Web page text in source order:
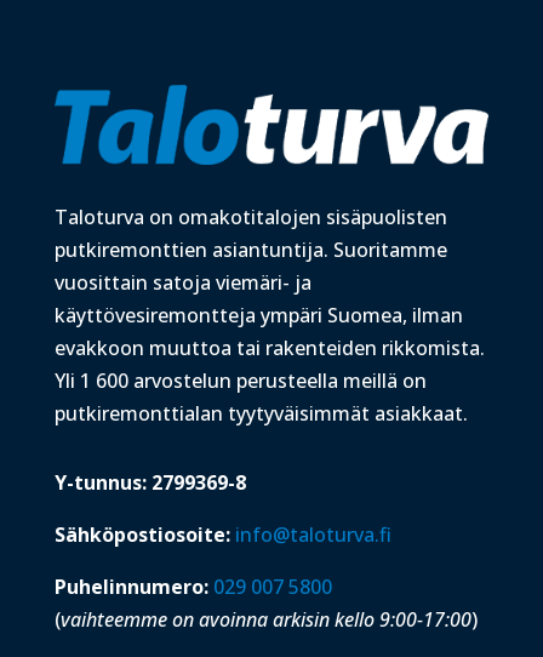
Taloturva on omakotitalojen sisäpuolisten
putkiremonttien asiantuntija. Suoritamme
vuosittain satoja viemäri- ja
käyttövesiremontteja ympäri Suomea, ilman
evakkoon muuttoa tai rakenteiden rikkomista.
Yli 1 600 arvostelun perusteella meillä on
putkiremonttialan tyytyväisimmät asiakkaat.
Y-tunnus: 2799369-8
Sähköpostiosoite: info@taloturva.fi
Puhelinnumero: 029 007 5800
(vaihteemme on avoinna arkisin kello 9:00-17:00)